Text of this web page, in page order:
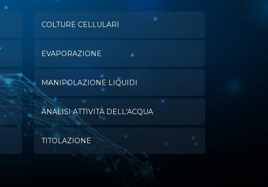
COLTURE CELLULARI
EVAPORAZIONE
MANIPOLAZIONE LIQUIDI
ANALISI ATTIVITÀ DELL'ACQUA
TITOLAZIONE